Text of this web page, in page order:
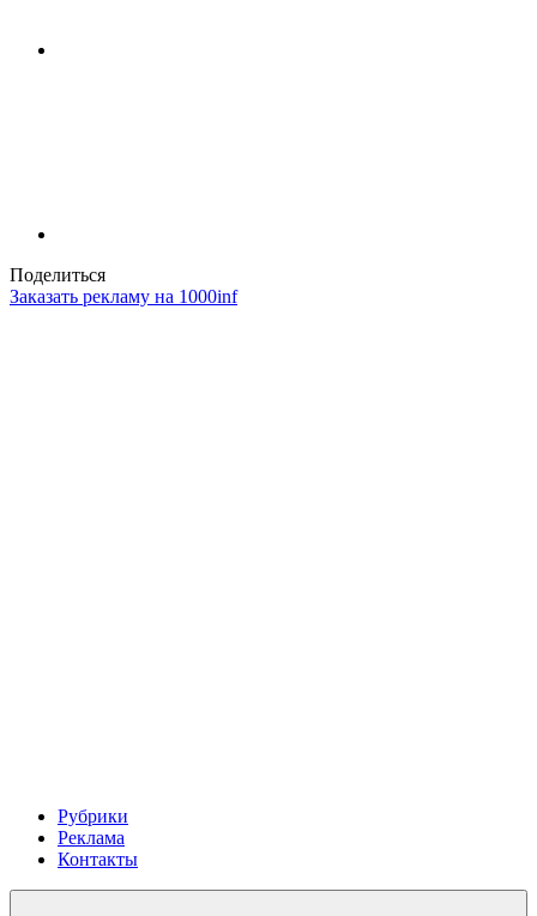
Поделиться
Заказать рекламу на 1000inf
Рубрики
Реклама
Контакты